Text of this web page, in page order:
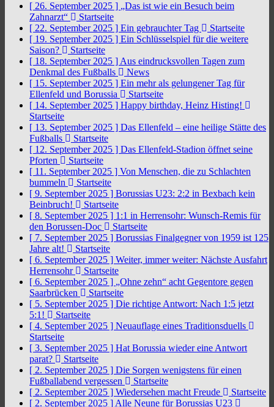
[ 26. September 2025 ] „Das ist wie ein Besuch beim
Zahnarzt“
Startseite
[ 22. September 2025 ] Ein gebrauchter Tag
Startseite
[ 19. September 2025 ] Ein Schlüsselspiel für die weitere
Saison?
Startseite
[ 18. September 2025 ] Aus eindrucksvollen Tagen zum
Denkmal des Fußballs
News
[ 15. September 2025 ] Ein mehr als gelungener Tag für
Ellenfeld und Borussia
Startseite
[ 14. September 2025 ] Happy birthday, Heinz Histing!
Startseite
[ 13. September 2025 ] Das Ellenfeld – eine heilige Stätte des
Fußballs
Startseite
[ 12. September 2025 ] Das Ellenfeld-Stadion öffnet seine
Pforten
Startseite
[ 11. September 2025 ] Von Menschen, die zu Schlachten
bummeln
Startseite
[ 9. September 2025 ] Borussias U23: 2:2 in Bexbach kein
Beinbruch!
Startseite
[ 8. September 2025 ] 1:1 in Herrensohr: Wunsch-Remis für
den Borussen-Doc
Startseite
[ 7. September 2025 ] Borussias Finalgegner von 1959 ist 125
Jahre alt!
Startseite
[ 6. September 2025 ] Weiter, immer weiter: Nächste Ausfahrt
Herrensohr
Startseite
[ 6. September 2025 ] „Ohne zehn“ acht Gegentore gegen
Saarbrücken
Startseite
[ 5. September 2025 ] Die richtige Antwort: Nach 1:5 jetzt
5:1!
Startseite
[ 4. September 2025 ] Neuauflage eines Traditionsduells
Startseite
[ 3. September 2025 ] Hat Borussia wieder eine Antwort
parat?
Startseite
[ 2. September 2025 ] Die Sorgen wenigstens für einen
Fußballabend vergessen
Startseite
[ 2. September 2025 ] Wiedersehen macht Freude
Startseite
[ 2. September 2025 ] Alle Neune für Borussias U23